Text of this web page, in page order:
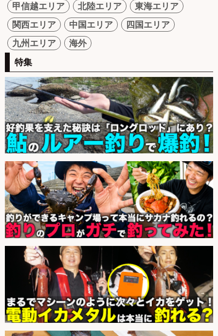
甲信越エリア
北陸エリア
東海エリア
関西エリア
中国エリア
四国エリア
九州エリア
海外
特集